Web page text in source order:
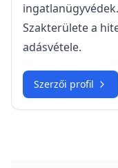
Szakterülete a
adásvétele.
Szerzői profil